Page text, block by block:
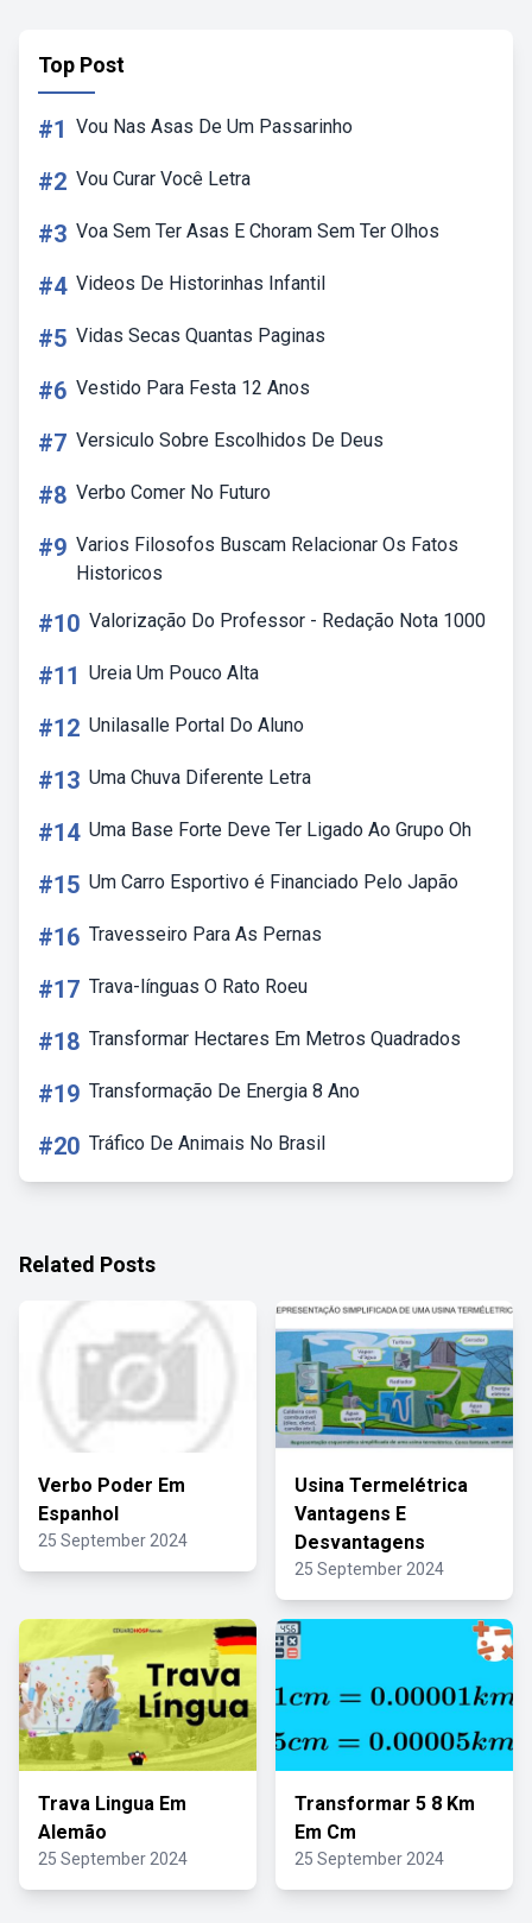
Top Post
#1 Vou Nas Asas De Um Passarinho
#2 Vou Curar Você Letra
#3 Voa Sem Ter Asas E Choram Sem Ter Olhos
#4 Videos De Historinhas Infantil
#5 Vidas Secas Quantas Paginas
#6 Vestido Para Festa 12 Anos
#7 Versiculo Sobre Escolhidos De Deus
#8 Verbo Comer No Futuro
#9 Varios Filosofos Buscam Relacionar Os Fatos
Historicos
#10 Valorização Do Professor - Redação Nota 1000
#11 Ureia Um Pouco Alta
#12 Unilasalle Portal Do Aluno
#13 Uma Chuva Diferente Letra
#14 Uma Base Forte Deve Ter Ligado Ao Grupo Oh
#15 Um Carro Esportivo é Financiado Pelo Japão
#16 Travesseiro Para As Pernas
#17 Trava-línguas O Rato Roeu
#18 Transformar Hectares Em Metros Quadrados
#19 Transformação De Energia 8 Ano
#20 Tráfico De Animais No Brasil
Related Posts
Verbo Poder Em
Espanhol
25 September 2024
Usina Termelétrica
Vantagens E
Desvantagens
25 September 2024
Trava Lingua Em
Alemão
25 September 2024
Transformar 5 8 Km
Em Cm
25 September 2024